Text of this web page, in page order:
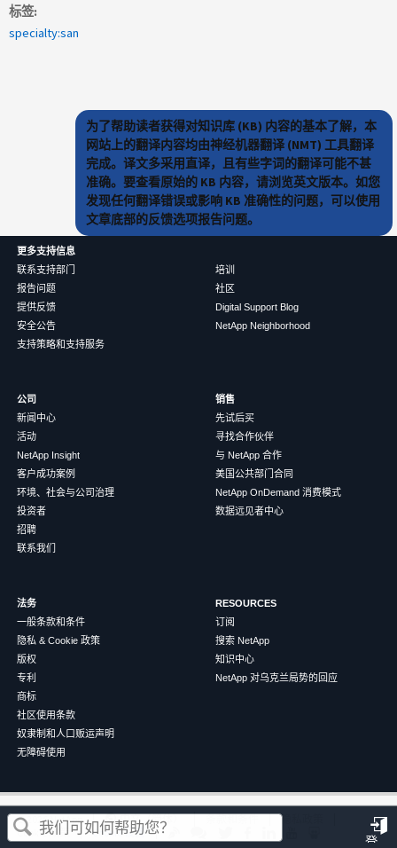
登
这篇文章对您有帮助吗？
标签
specialty:san
为了帮助读者获得对知识库 (KB) 内容的基本了解，本
网站上的翻译内容均由神经机器翻译 (NMT) 工具翻译
完成。译文多采用直译，且有些字词的翻译可能不甚
准确。要查看原始的 KB 内容，请浏览英文版本。如您
发现任何翻译错误或影响 KB 准确性的问题，可以使用
文章底部的反馈选项报告问题。
更多支持信息
联系支持部门
报告问题
提供反馈
安全公告
支持策略和支持服务
培训
社区
Digital Support Blog
NetApp Neighborhood
公司
新闻中心
活动
NetApp Insight
客户成功案例
环境、社会与公司治理
投资者
招聘
联系我们
销售
先试后买
寻找合作伙伴
与 NetApp 合作
美国公共部门合同
NetApp OnDemand 消费模式
数据远见者中心
法务
一般条款和条件
隐私 & Cookie 政策
版权
专利
商标
社区使用条款
奴隶制和人口贩运声明
无障碍使用
RESOURCES
订阅
搜索 NetApp
知识中心
NetApp 对乌克兰局势的回应
©2026NetApp 中文（简体） 条款和条件
隐私政策
Cookie 政策
Cookie 设置